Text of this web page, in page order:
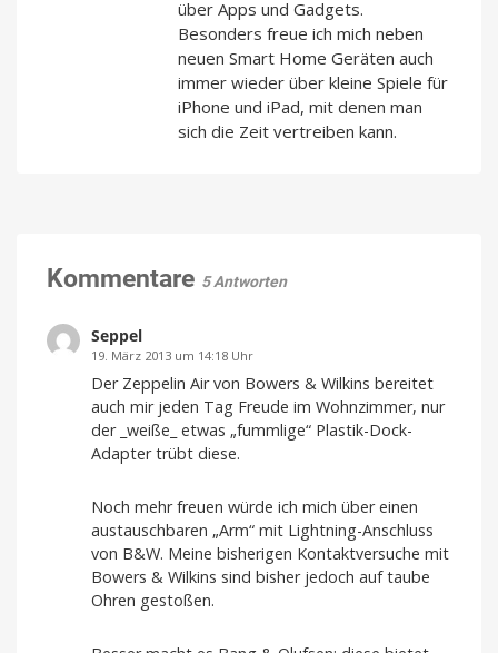
über Apps und Gadgets.
Besonders freue ich mich neben
neuen Smart Home Geräten auch
immer wieder über kleine Spiele für
iPhone und iPad, mit denen man
sich die Zeit vertreiben kann.
Kommentare 5 Antworten
Seppel
19. März 2013 um 14:18 Uhr
Der Zeppelin Air von Bowers & Wilkins bereitet
auch mir jeden Tag Freude im Wohnzimmer, nur
der _weiße_ etwas „fummlige“ Plastik-Dock-
Adapter trübt diese.
Noch mehr freuen würde ich mich über einen
austauschbaren „Arm“ mit Lightning-Anschluss
von B&W. Meine bisherigen Kontaktversuche mit
Bowers & Wilkins sind bisher jedoch auf taube
Ohren gestoßen.